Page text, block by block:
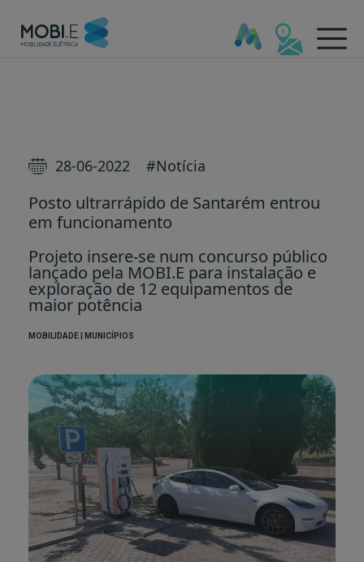
28-06-2022 #Notícia
Posto ultrarrápido de Santarém entrou
em funcionamento
Projeto insere-se num concurso público
lançado pela MOBI.E para instalação e
exploração de 12 equipamentos de
maior potência
MOBILIDADE | MUNICÍPIOS